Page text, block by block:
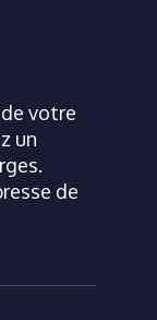
votre
un
de